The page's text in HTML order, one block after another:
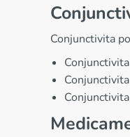
Conjunctivita